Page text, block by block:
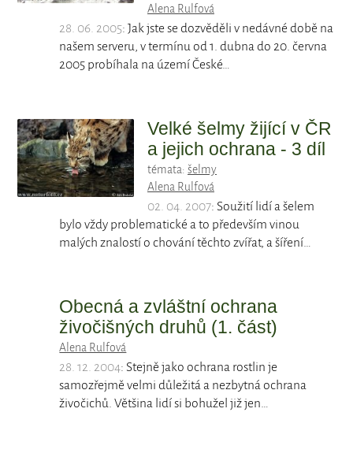
Alena Rulfová
28. 06. 2005: Jak jste se dozvěděli v nedávné době na
našem serveru, v termínu od 1. dubna do 20. června
2005 probíhala na území České…
Velké šelmy žijící v ČR
a jejich ochrana - 3 díl
témata: šelmy
Alena Rulfová
02. 04. 2007: Soužití lidí a šelem
bylo vždy problematické a to především vinou
malých znalostí o chování těchto zvířat, a šíření…
Obecná a zvláštní ochrana
živočišných druhů (1. část)
Alena Rulfová
28. 12. 2004: Stejně jako ochrana rostlin je
samozřejmě velmi důležitá a nezbytná ochrana
živočichů. Většina lidí si bohužel již jen…